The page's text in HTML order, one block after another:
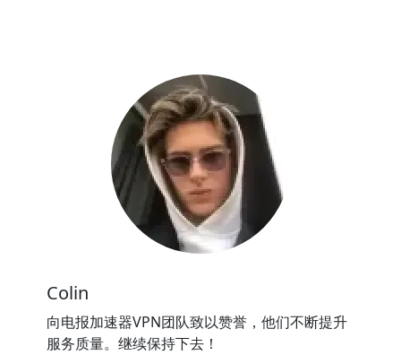
Colin
向电报加速器VPN团队致以赞誉，他们不断提升
服务质量。继续保持下去！